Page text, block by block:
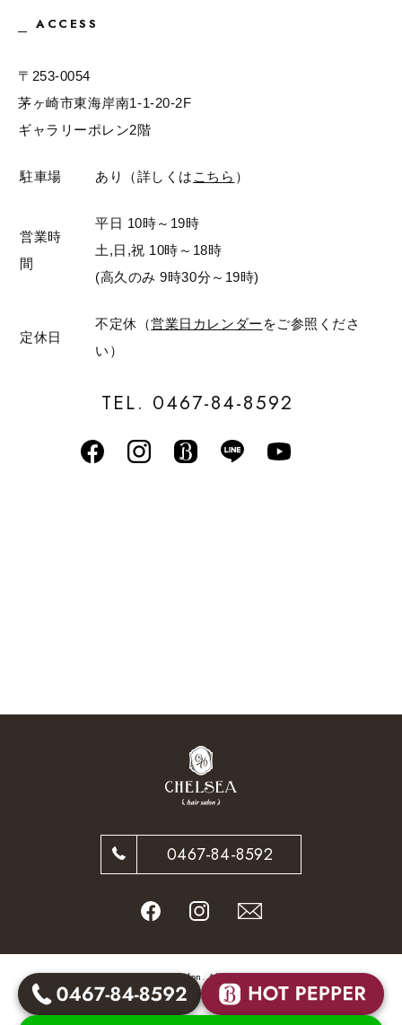
ACCESS
〒253-0054
茅ヶ崎市東海岸南1-1-20-2F
ギャラリーポレン2階
駐車場 あり（詳しくは こちら ）
営業時
間
平日 10時～19時
土,日,祝 10時～18時
(高久のみ 9時30分～19時)
定休日
不定休（営業日カレンダー をご参照くださ
い）
TEL. 0467-84-8592
0467-84-8592
© CHELSEA hair salon. All Rights Reserved.